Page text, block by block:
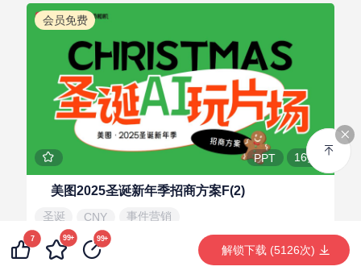
会员免费
PPT 16页
美图2025圣诞新年季招商方案F(2)
圣诞 CNY 事件营销
莫妮的小小空间 LV.2
7 99+ 99+
解锁下载 (5126次)